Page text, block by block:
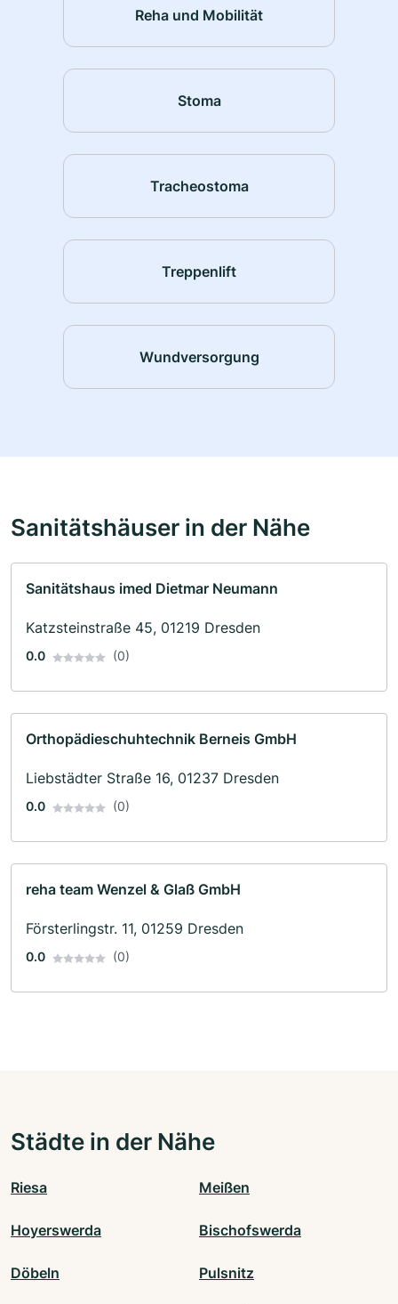
Reha und Mobilität
Stoma
Tracheostoma
Treppenlift
Wundversorgung
Sanitätshäuser in der Nähe
Sanitätshaus imed Dietmar Neumann
Katzsteinstraße 45, 01219 Dresden
0.0 (0)
Orthopädieschuhtechnik Berneis GmbH
Liebstädter Straße 16, 01237 Dresden
0.0 (0)
reha team Wenzel & Glaß GmbH
Försterlingstr. 11, 01259 Dresden
0.0 (0)
Städte in der Nähe
Riesa Meißen
Hoyerswerda Bischofswerda
Döbeln Pulsnitz